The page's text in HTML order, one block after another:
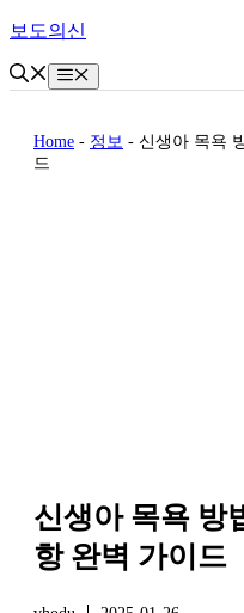
Skip
content
보도의신
Menu
Home - 정보 - 신생아 목욕
드
신생아 목욕 방
항 완벽 가이드